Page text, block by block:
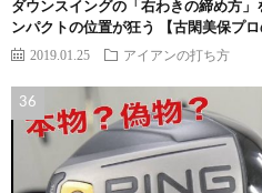
ダウンスイングの「右わきの締め方
ンパクトの位置が狂う 【古閑美保プロ
2019.01.25 アイアンの打ち方